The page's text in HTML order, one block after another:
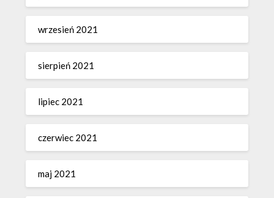
wrzesień 2021
sierpień 2021
lipiec 2021
czerwiec 2021
maj 2021